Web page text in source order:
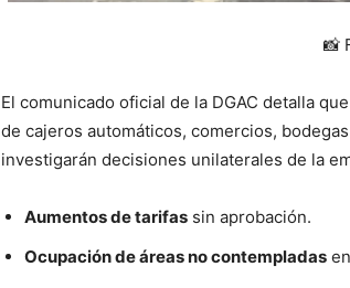
📸
El comunicado oficial de la DGAC detalla
de cajeros automáticos, comercios,
investigarán decisiones unilaterales de la
Aumentos de tarifas sin aprobación.
Ocupación de áreas no contempladas